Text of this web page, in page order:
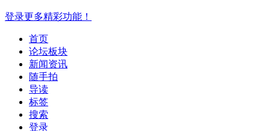
登录更多精彩功能！
首页
论坛板块
新闻资讯
随手拍
导读
标签
搜索
登录